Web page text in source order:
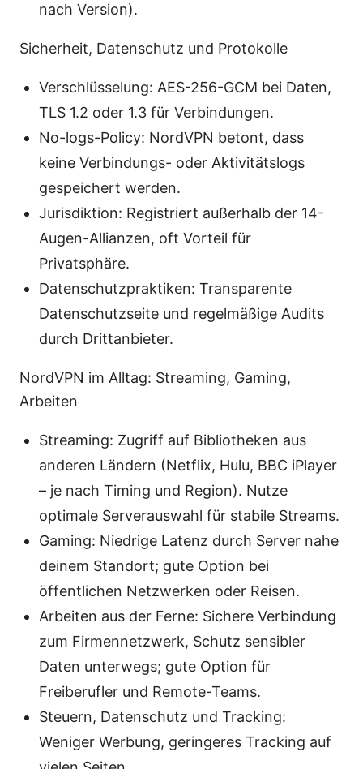
nach Version).
Sicherheit, Datenschutz und Protokolle
Verschlüsselung: AES-256-GCM bei Daten,
TLS 1.2 oder 1.3 für Verbindungen.
No-logs-Policy: NordVPN betont, dass
keine Verbindungs- oder Aktivitätslogs
gespeichert werden.
Jurisdiktion: Registriert außerhalb der 14-
Augen-Allianzen, oft Vorteil für
Privatsphäre.
Datenschutzpraktiken: Transparente
Datenschutzseite und regelmäßige Audits
durch Drittanbieter.
NordVPN im Alltag: Streaming, Gaming,
Arbeiten
Streaming: Zugriff auf Bibliotheken aus
anderen Ländern (Netflix, Hulu, BBC iPlayer
– je nach Timing und Region). Nutze
optimale Serverauswahl für stabile Streams.
Gaming: Niedrige Latenz durch Server nahe
deinem Standort; gute Option bei
öffentlichen Netzwerken oder Reisen.
Arbeiten aus der Ferne: Sichere Verbindung
zum Firmennetzwerk, Schutz sensibler
Daten unterwegs; gute Option für
Freiberufler und Remote-Teams.
Steuern, Datenschutz und Tracking:
Weniger Werbung, geringeres Tracking auf